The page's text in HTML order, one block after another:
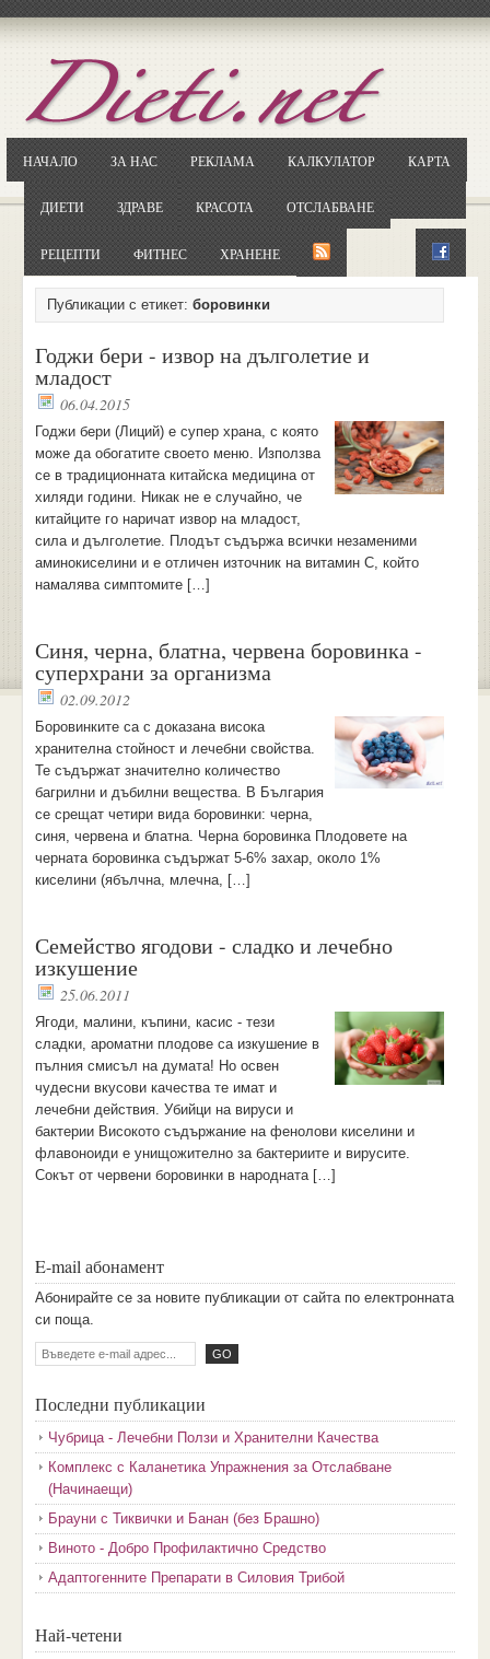
НАЧАЛО ЗА НАС РЕКЛАМА КАЛКУЛАТОР КАРТА
ДИЕТИ ЗДРАВЕ КРАСОТА ОТСЛАБВАНЕ
РЕЦЕПТИ ФИТНЕС ХРАНЕНЕ
Публикации с етикет: боровинки
Годжи бери - извор на дълголетие и
младост
06.04.2015
Годжи бери (Лиций) е супер храна, с която
може да обогатите своето меню. Използва
се в традиционната китайска медицина от
хиляди години. Никак не е случайно, че
китайците го наричат извор на младост,
сила и дълголетие. Плодът съдържа всички незаменими
аминокиселини и е отличен източник на витамин С, който
намалява симптомите […]
Синя, черна, блатна, червена боровинка -
суперхрани за организма
02.09.2012
Боровинките са с доказана висока
хранителна стойност и лечебни свойства.
Те съдържат значително количество
багрилни и дъбилни вещества. В България
се срещат четири вида боровинки: черна,
синя, червена и блатна. Черна боровинка Плодовете на
черната боровинка съдържат 5-6% захар, около 1%
киселини (ябълчна, млечна, […]
Семейство ягодови - сладко и лечебно
изкушение
25.06.2011
Ягоди, малини, къпини, касис - тези
сладки, ароматни плодове са изкушение в
пълния смисъл на думата! Но освен
чудесни вкусови качества те имат и
лечебни действия. Убийци на вируси и
бактерии Високото съдържание на фенолови киселини и
флавоноиди е унищожително за бактериите и вирусите.
Сокът от червени боровинки в народната […]
E-mail абонамент
Aбoниpaйтe ce зa нoвитe пyбликaции oт caйтa пo eлeктpoннaтa
cи пoщa.
Последни публикации
Чубрица - Лечебни Ползи и Хранителни Качества
Комплекс с Каланетика Упражнения за Отслабване
(Начинаещи)
Брауни с Тиквички и Банан (без Брашно)
Виното - Добро Профилактично Средство
Адаптогенните Препарати в Силовия Трибой
Най-четени
ОтворетеGoogle.bg
Потърсете "Cloxy"
Кликнете на първия резултат
... и я въведете в полето: